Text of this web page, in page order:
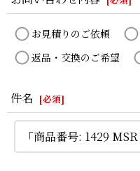
お見積りのご依頼
返品・交換のご希望
件名 [必須]